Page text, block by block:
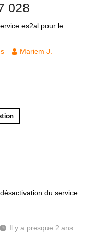
028
es2al pour le
Mariem J.
du service
Il y a presque 2 ans